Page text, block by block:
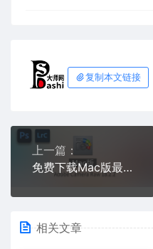
复制本文链接
上一篇：
免费下载Mac版最新中文PS增效工具插件Adobe Camera Raw 2026 ACR v18.2.2摄影后期一键安装包预设Lrc照片文件文档格式打开处理编辑
相关文章